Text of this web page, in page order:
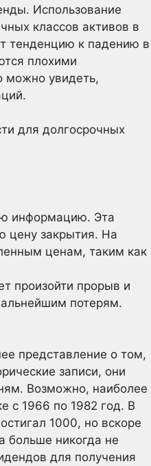
Использование
классов активов в
тенденцию к падению в
плохими
можно увидеть,
для долгосрочных
информацию. Эта
цену закрытия. На
ценам, таким как
произойти прорыв и
потерям.
представление о том,
записи, они
Возможно, наиболее
с 1966 по 1982 год. В
1000, но вскоре
больше никогда не
для получения